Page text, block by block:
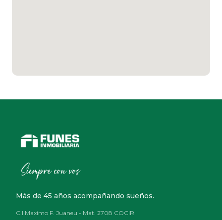
Más de 45 años acompañando sueños.
C.I Maximo F. Juaneu - Mat. 2708 COCIR